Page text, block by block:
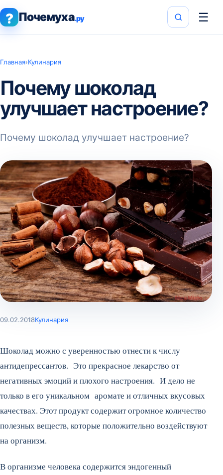
? Почемуха.ру ☰
Главная›Кулинария
Почему шоколад
улучшает настроение?
Почему шоколад улучшает настроение?
09.02.2018Кулинария
Шоколад можно с уверенностью отнести к числу
антидепрессантов. Это прекрасное лекарство от
негативных эмоций и плохого настроения. И дело не
только в его уникальном аромате и отличных вкусовых
качествах. Этот продукт содержит огромное количество
полезных веществ, которые положительно воздействуют
на организм.
В организме человека содержится эндогенный